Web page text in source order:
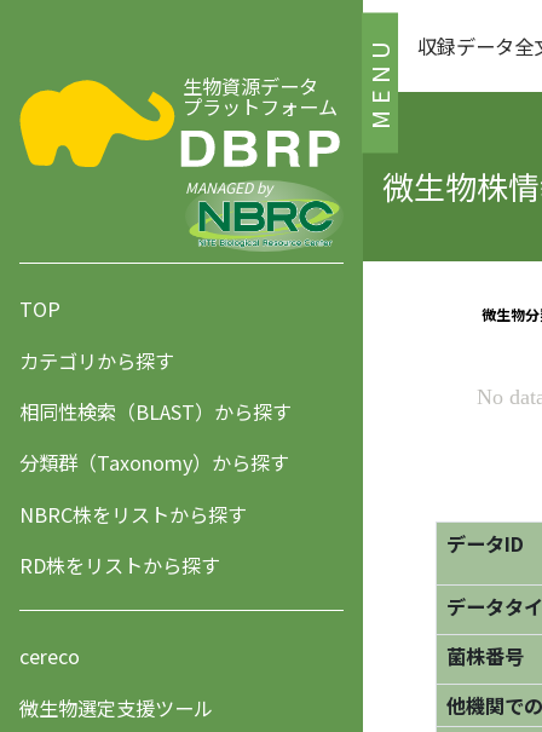
MENU
生物資源データ
プラットフォーム
MANAGED by
TOP
カテゴリから探す
相同性検索（BLAST）から探す
分類群（Taxonomy）から探す
NBRC株をリストから探す
RD株をリストから探す
cereco
微生物選定支援ツール
収録データ全
微生物株
データID
データタ
菌株番号
他機関で